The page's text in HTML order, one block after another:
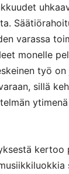
varassa
monelle
työ on
sillä
kertoo